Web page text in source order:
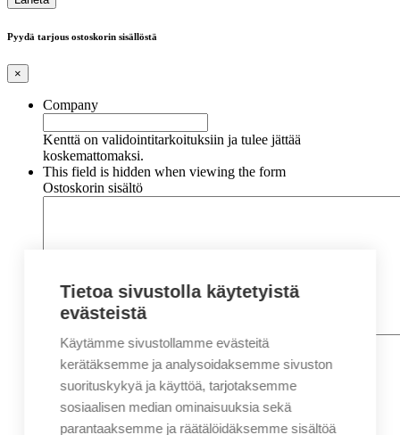
Pyydä tarjous ostoskorin sisällöstä
×
Company
Kenttä on validointitarkoituksiin ja tulee jättää
koskemattomaksi.
This field is hidden when viewing the form
Ostoskorin sisältö
Nimi*
Etunimi
Sukunimi
Tietoa sivustolla käytetyistä
evästeistä
Käytämme sivustollamme evästeitä
kerätäksemme ja analysoidaksemme sivuston
suorituskykyä ja käyttöä, tarjotaksemme
sosiaalisen median ominaisuuksia sekä
parantaaksemme ja räätälöidäksemme sisältöä